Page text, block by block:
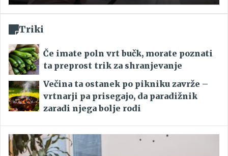
Triki
Če imate poln vrt bučk, morate poznati
ta preprost trik za shranjevanje
Večina ta ostanek po pikniku zavrže –
vrtnarji pa prisegajo, da paradižnik
zaradi njega bolje rodi